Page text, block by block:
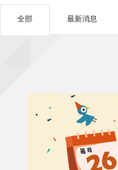
全部 最新消息